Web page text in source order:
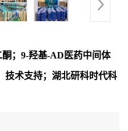
酮；9-羟基-AD医药中间体
技术支持；湖北研科时代科